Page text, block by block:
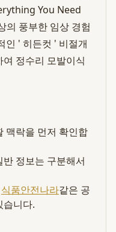
You Need
의 풍부한 임상 경험
인 ' 히든컷 ' 비절개
정수리 모발이식
맥락을 먼저 확인합
정보는 구분해서
식품안전나라같은 공
습니다.